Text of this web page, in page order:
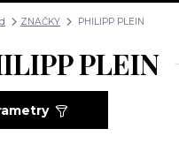
ZNAČKY PHILIPP PLEIN
PLEIN